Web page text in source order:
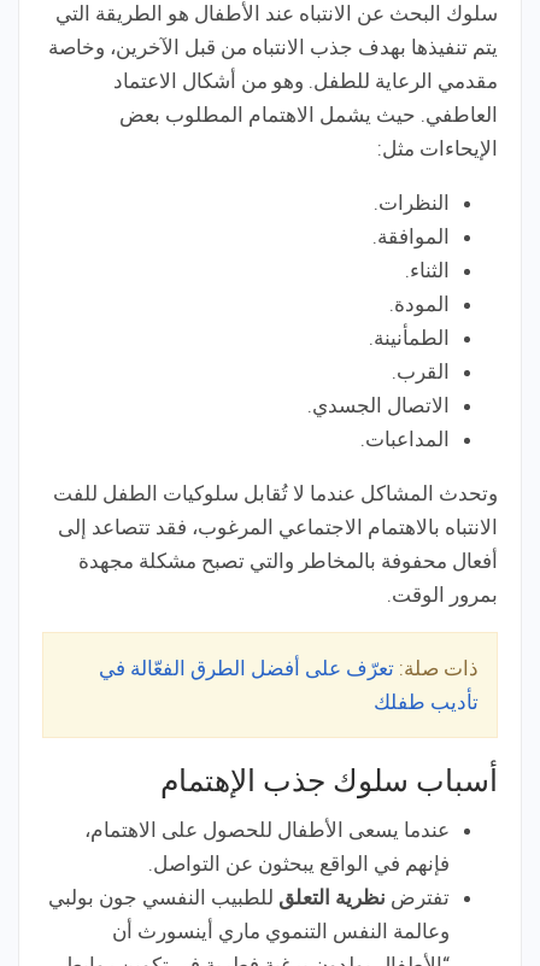
سلوك البحث عن الانتباه عند الأطفال هو الطريقة التي
يتم تنفيذها بهدف جذب الانتباه من قبل الآخرين، وخاصة
مقدمي الرعاية للطفل. وهو من أشكال الاعتماد
العاطفي. حيث يشمل الاهتمام المطلوب بعض
الإيحاءات مثل:
النظرات.
الموافقة.
الثناء.
المودة.
الطمأنينة.
القرب.
الاتصال الجسدي.
المداعبات.
وتحدث المشاكل عندما لا تُقابل سلوكيات الطفل للفت
الانتباه بالاهتمام الاجتماعي المرغوب، فقد تتصاعد إلى
أفعال محفوفة بالمخاطر والتي تصبح مشكلة مجهدة
بمرور الوقت.
ذات صلة: تعرّف على أفضل الطرق الفعّالة في
تأديب طفلك
أسباب سلوك جذب الإهتمام
عندما يسعى الأطفال للحصول على الاهتمام،
فإنهم في الواقع يبحثون عن التواصل.
تفترض نظرية التعلق للطبيب النفسي جون بولبي
وعالمة النفس التنموي ماري أينسورث أن